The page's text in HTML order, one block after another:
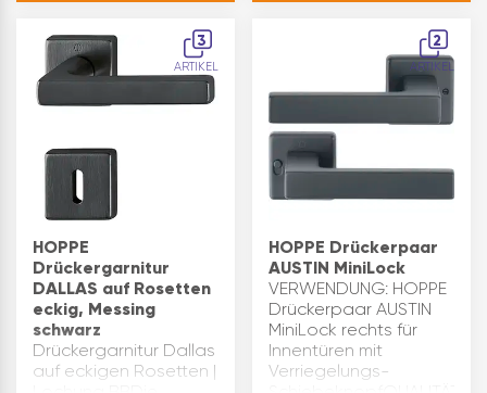
wenn alle Einzelteile
eines Herstellers
aufeinander
abgestimmt sind…
TürenQUALITÄT: diese
überzeugt mit einer …
3
ARTIKEL
HOPPE
Drückergarnitur
DALLAS auf Rosetten
eckig, Messing
schwarz
Drückergarnitur Dallas
auf eckigen Rosetten |
2
ARTIKEL
HOPPE Drückerpaar
AUSTIN MiniLock
VERWENDUNG: HOPPE
Drückerpaar AUSTIN
MiniLock rechts für
Innentüren mit
Verriegelungs-